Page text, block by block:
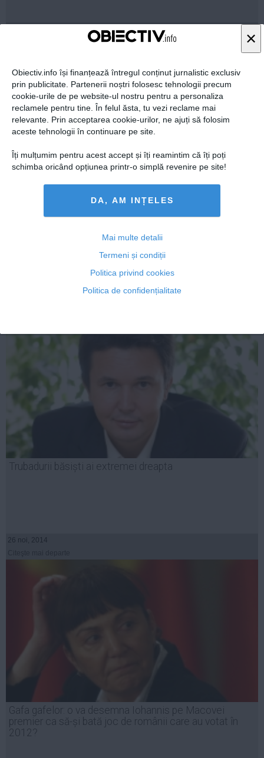
×
Obiectiv.info își finanțează întregul conținut jurnalistic exclusiv
prin publicitate. Partenerii noștri folosesc tehnologii precum
cookie-urile de pe website-ul nostru pentru a personaliza
reclamele pentru tine. În felul ăsta, tu vezi reclame mai
relevante. Prin acceptarea cookie-urilor, ne ajuți să folosim
aceste tehnologii în continuare pe site.
Îți mulțumim pentru acest accept și îți reamintim că îți poți
schimba oricând opțiunea printr-o simplă revenire pe site!
DA, AM INȚELES
Mai multe detalii
Termeni și condiții
Politica privind cookies
Politica de confidențialitate
Trubadurii băsiști ai extremei dreapta
26 noi, 2014
Gafa gafelor: o va desemna Iohannis pe Macovei
premier ca să-și bată joc de românii care au votat în
2012?